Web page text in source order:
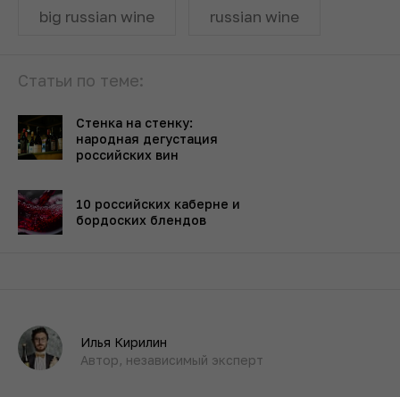
big russian wine russian wine
Статьи по теме:
Стенка на стенку:
народная дегустация
российских вин
10 российских каберне и
бордоских блендов
Илья Кирилин
Автор, независимый эксперт